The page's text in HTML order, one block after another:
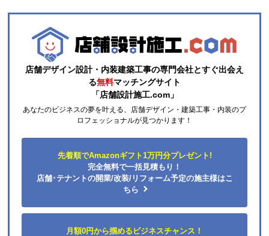
店舗デザイン設計・内装建築工事の専門会社とすぐ出会え
る無料マッチングサイト
「店舗設計施工.com」
あなたのビジネスの夢を叶える、店舗デザイン・建築工事・内装のプ
ロフェッショナルが見つかります！
先着順でAmazonギフト1万円分プレゼント!
完全無料で一括見積もり！
店舗･テナントの開業/改装/リフォーム予定の施主様はこ
ちら
月額0円から掴めるビジネスチャンス！